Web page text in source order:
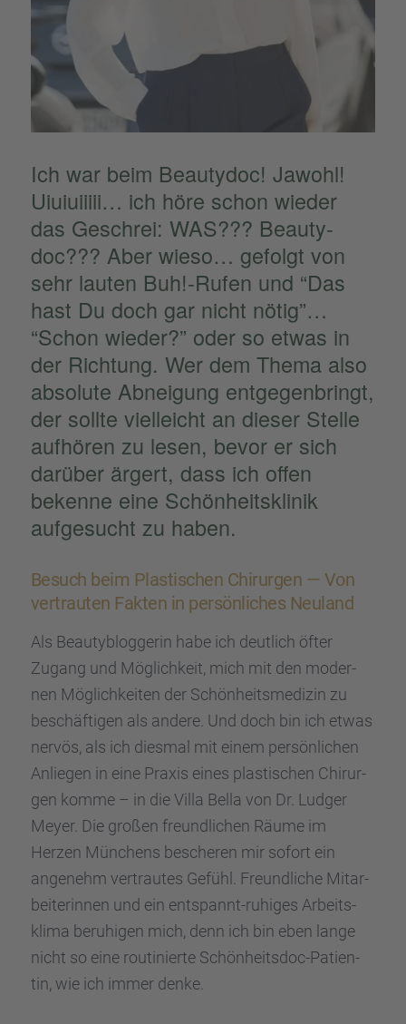
Ich war beim Beauty­doc! Jawohl!
Uiuiuiiiii… ich höre schon wieder
das Geschrei: WAS??? Beauty­
doc??? Aber wieso… gefolgt von
sehr lauten Buh!-Rufen und “Das
hast Du doch gar nicht nötig”…
“Schon wieder?” oder so etwas in
der Richtung. Wer dem Thema also
absolute Abnei­gung entge­gen­bringt,
der sollte vielleicht an dieser Stelle
aufhö­ren zu lesen, bevor er sich
darüber ärgert, dass ich offen
bekenne eine Schön­heits­kli­nik
aufge­sucht zu haben.
Besuch beim Plasti­schen Chirur­gen — Von
vertrau­ten Fakten in persön­li­ches Neuland
Als Beauty­b­log­ge­rin habe ich deutlich öfter
Zugang und Möglich­keit, mich mit den moder­
nen Möglich­kei­ten der Schön­heits­me­di­zin zu
beschäf­ti­gen als andere. Und doch bin ich etwas
nervös, als ich diesmal mit einem persön­li­chen
Anlie­gen in eine Praxis eines plasti­schen Chirur­
gen komme – in die Villa Bella von Dr. Ludger
Meyer. Die großen freund­li­chen Räume im
Herzen Münchens besche­ren mir sofort ein
angenehm vertrau­tes Gefühl. Freund­li­che Mitar­
bei­te­rin­nen und ein entspannt-ruhiges Arbeits­
klima beruhi­gen mich, denn ich bin eben lange
nicht so eine routi­nierte Schön­heits­doc-Patien­
tin, wie ich immer denke.